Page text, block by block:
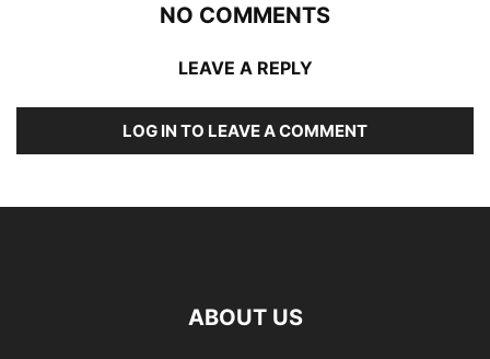
NO COMMENTS
LEAVE A REPLY
LOG IN TO LEAVE A COMMENT
ABOUT US